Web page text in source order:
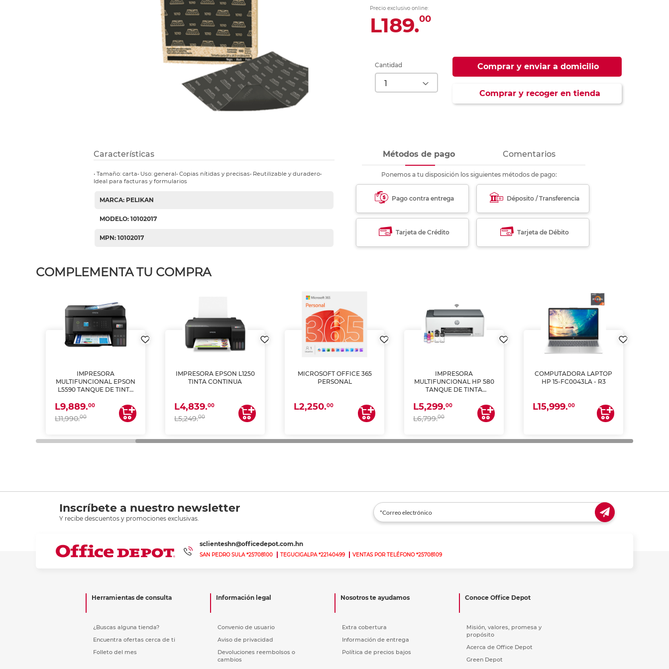
Ver más
Etiquetas inkjet y láser
Refuerzos para carpeta
Ver más
Ver más
Precio exclusivo online:
L189.00
Cantidad Comprar y enviar a domicilio
Comprar y recoger en tienda
Características
• Tamaño: carta• Uso: general• Copias nítidas y precisas• Reutilizable y duradero•
Ideal para facturas y formularios
MARCA: PELIKAN
MODELO: 10102017
MPN: 10102017
Métodos de pago Comentarios
Ponemos a tu disposición los siguientes métodos de pago:
Pago contra entrega Déposito / Transferencia
Tarjeta de Crédito Tarjeta de Débito
COMPLEMENTA TU COMPRA
IMPRESORA
MULTIFUNCIONAL EPSON
L5590 TANQUE DE TINTA
ESCANEA)
L9,889.00
L11,990.00
IMPRESORA EPSON L1250
TINTA CONTINUA
L4,839.00
L5,249.00
MICROSOFT OFFICE 365
PERSONAL
L2,250.00
IMPRESORA
MULTIFUNCIONAL HP 580
TANQUE DE TINTA
ESCANEA)
L5,299.00
L6,799.00
COMPUTADORA LAPTOP
HP 15-FC0043LA - R3
L15,999.00
Inscríbete a nuestro newsletter
Y recibe descuentos y promociones exclusivas.
sclienteshn@officedepot.com.hn
SAN PEDRO SULA *25708100 TEGUCIGALPA *22140499 VENTAS POR TELÉFONO *25708109
Herramientas de consulta
¿Buscas alguna tienda?
Encuentra ofertas cerca de ti
Folleto del mes
Información legal
Convenio de usuario
Aviso de privacidad
Devoluciones reembolsos o
cambios
Nosotros te ayudamos
Extra cobertura
Información de entrega
Política de precios bajos
Conoce Office Depot
Misión, valores, promesa y
propósito
Acerca de Office Depot
Green Depot